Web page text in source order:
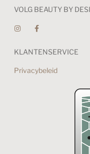
VOLG BEAUTY BY
KLANTENSERVICE
Privacybeleid